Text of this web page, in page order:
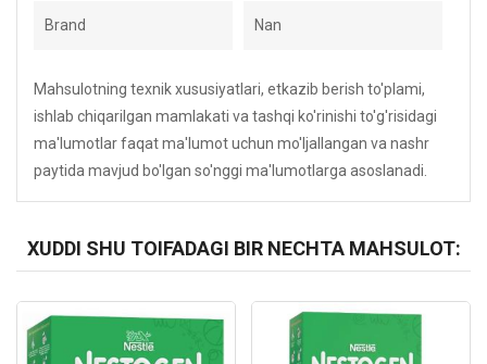
Brand Nan
Mahsulotning texnik xususiyatlari, etkazib berish to'plami,
ishlab chiqarilgan mamlakati va tashqi ko'rinishi to'g'risidagi
ma'lumotlar faqat ma'lumot uchun mo'ljallangan va nashr
paytida mavjud bo'lgan so'nggi ma'lumotlarga asoslanadi.
XUDDI SHU TOIFADAGI BIR NECHTA MAHSULOT:
Kod: 3103 Kod: 2561